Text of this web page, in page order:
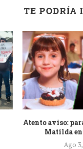
TE PODRÍA
Atento aviso:
Matilda en
Ago